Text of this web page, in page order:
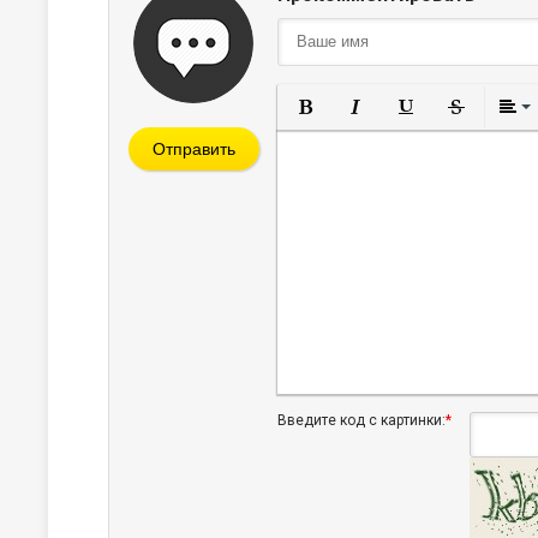
Полужирный
Курсив
Введите код с картинки:*
Отправить